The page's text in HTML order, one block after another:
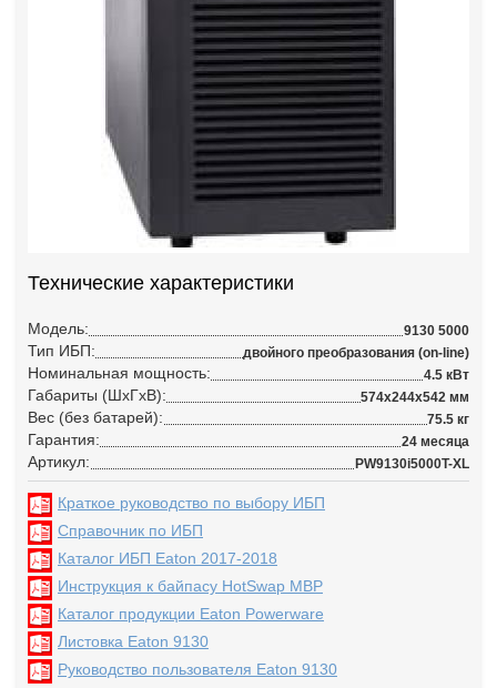
Технические характеристики
Модель: 9130 5000
Тип ИБП: двойного преобразования (on-line)
Номинальная мощность: 4.5 кВт
Габариты (ШхГхВ): 574x244x542 мм
Вес (без батарей): 75.5 кг
Гарантия: 24 месяца
Артикул: PW9130i5000T-XL
Краткое руководство по выбору ИБП
Справочник по ИБП
Каталог ИБП Eaton 2017-2018
Инструкция к байпасу HotSwap MBP
Каталог продукции Eaton Powerware
Листовка Eaton 9130
Руководство пользователя Eaton 9130